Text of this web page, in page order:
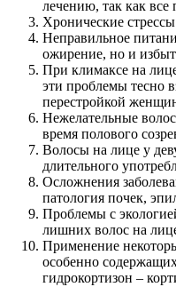
лечению, так как все
Хронические стрессы
Неправильное
ожирение, но и
При климаксе на
эти проблемы тесно
перестройкой
Нежелательные
время полового
Волосы на лице у
длительного
Осложнения
патология почек,
Проблемы с
лишних волос на
Применение
особенно
гидрокортизон –